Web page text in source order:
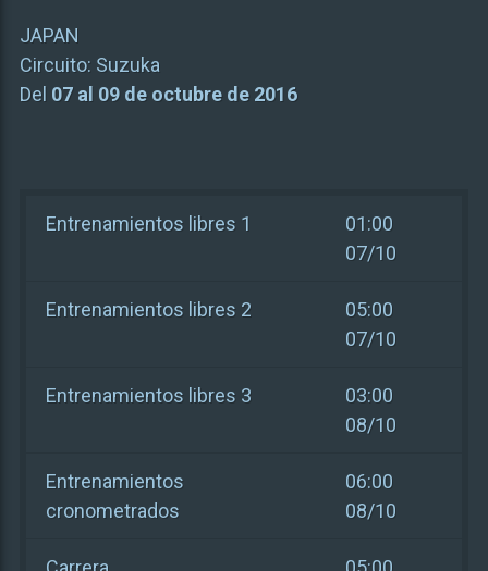
JAPAN
Circuito: Suzuka
Del 07 al 09 de octubre de 2016
Entrenamientos libres 1
01:00
07/10
Entrenamientos libres 2
05:00
07/10
Entrenamientos libres 3
03:00
08/10
Entrenamientos
cronometrados
06:00
08/10